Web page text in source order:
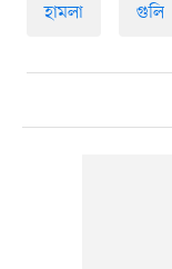
হামলা গুলি